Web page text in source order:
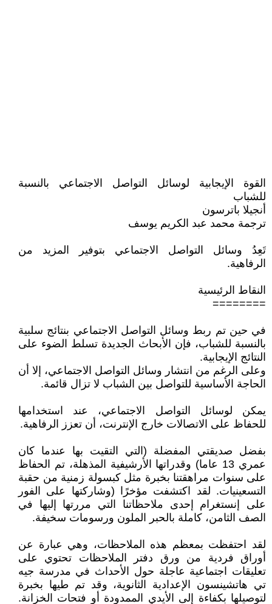
القوة الإيجابية لوسائل التواصل الاجتماعي بالنسبة
للشباب
أنجيلا باترسون
ترجمة محمد عبد الكريم يوسف
تَعِدُ وسائل التواصل الاجتماعي بتوفير المزيد من
الرفاهية.
النقاط الرئيسية
========
في حين تم ربط وسائل التواصل الاجتماعي بنتائج سلبية
بالنسبة للشباب، فإن الأبحاث الجديدة تسلط الضوء على
النتائج الإيجابية.
وعلى الرغم من انتشار وسائل التواصل الاجتماعي، إلا أن
الحاجة الأساسية للتواصل بين الشباب لا تزال قائمة.
يمكن لوسائل التواصل الاجتماعي، عند استخدامها
للحفاظ على الاتصالات خارج الإنترنت، أن تعزز الرفاهية.
بفضل صديقتي المفضلة (التي التقيت بها عندما كان
عمري 13 عاما) وقدراتها الأرشيفية المذهلة، تم الحفاظ
على سنوات مراهقتنا بخبرة مثل كبسولة زمنية من حقبة
التسعينيات. لقد اكتشفت مؤخرًا (وشاركتها على الفور
على إنستغرام إحدى ملاحظاتنا التي مررتها إليها في
الصف الثامن، كاملة بالحبر الملون ورسومات سخيفة.
لقد احتفظت بمعظم هذه الملاحظات، وهي عبارة عن
أوراق فردية من ورق دفتر الملاحظات تحتوي على
تعليقات اجتماعية عاجلة حول الأحداث في مدرسة جيه
تي هاتشينسون الإعدادية الثانوية، وقد تم طيها بخبرة
لتوصيلها بكفاءة إلى الأيدي الممدودة أو فتحات الخزانة.